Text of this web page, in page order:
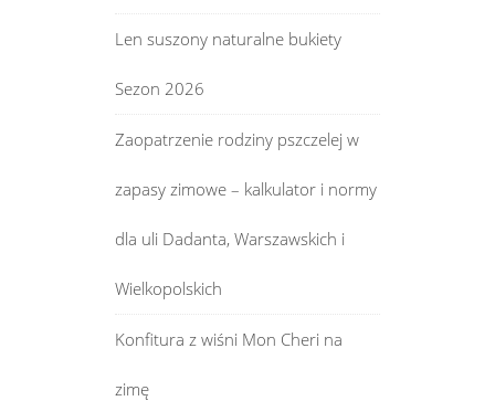
Len suszony naturalne bukiety
Sezon 2026
Zaopatrzenie rodziny pszczelej w
zapasy zimowe – kalkulator i normy
dla uli Dadanta, Warszawskich i
Wielkopolskich
Konfitura z wiśni Mon Cheri na
zimę